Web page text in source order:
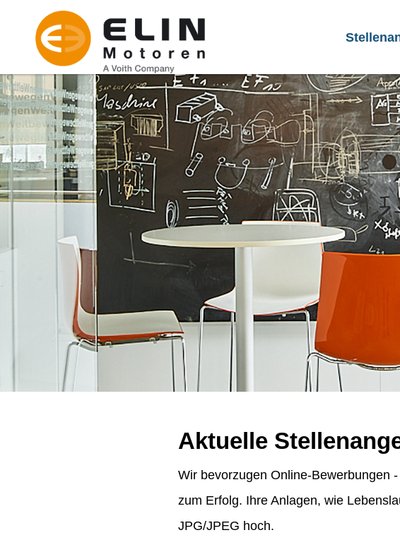
Aktuelle
Wir bevorzugen Online-Bewerbungen
zum Erfolg. Ihre Anlagen, wie
JPG/JPEG hoch.